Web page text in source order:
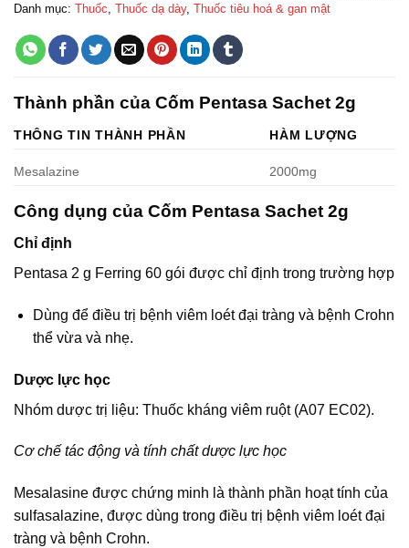
Danh mục: Thuốc Thuốc dạ dày, Thuốc tiêu hoá & gan mật
Thành phần của Cốm Pentasa Sachet 2g
THÔNG TIN THÀNH PHẦN HÀM LƯỢNG
Mesalazine 2000mg
Công dụng của Cốm Pentasa Sachet 2g
Chỉ định
Pentasa 2 g Ferring 60 gói được chỉ định trong trường hợp
Dùng để điều trị bệnh viêm loét đại tràng và bệnh Crohn
thể vừa và nhẹ.
Dược lực học
Nhóm dược trị liệu: Thuốc kháng viêm ruột (A07 EC02).
Cơ chế tác động và tính chất dược lực học
Mesalasine được chứng minh là thành phần hoạt tính của
sulfasalazine, được dùng trong điều trị bệnh viêm loét đại
tràng và bệnh Crohn.